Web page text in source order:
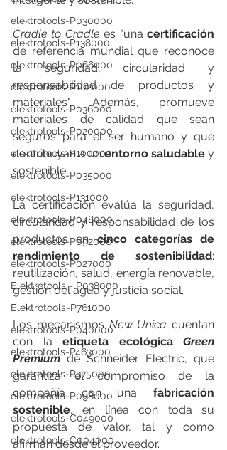
elektrotools-P030000
elektrotools-P138000
elektrotools-P066000
elektrotools-P102000
elektrotools-P036000
elektrotools-P020000
elektrotools-P100000
elektrotools-P035000
elektrotools-P131000
elektrotools-P048000
elektrotools-P092000
elektrotools-P027000
Elektrotools - P038000
Elektrotools-P761000
elektrotools-P040000
elektrotools-P463000
elektrotools-P375000
elektrotools-P098000
elektrotools-C049000
elektrotools-C004000
Cradle to Cradle es "una certificación
de referencia mundial que reconoce
la seguridad, circularidad y
responsabilidad de productos y
materiales". Además, promueve
materiales de calidad que sean
seguros para el ser humano y que
contribuyan a un entorno saludable y
sostenible.
La certificación evalúa la seguridad,
circularidad y responsabilidad de los
productos en cinco categorías de
rendimiento de sostenibilidad:
reutilización, salud, energía renovable,
gestión del agua y justicia social.
Los mecanismos New Unica cuentan
con la etiqueta ecológica Green
Premium de Schneider Electric, que
garantiza el compromiso de la
compañía con una fabricación
sostenible, en línea con toda su
propuesta de valor, tal y como
afirman desde el proveedor.